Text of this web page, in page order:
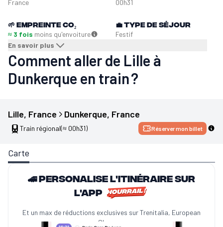
France
00h31
🌱 Empreinte CO₂
≈ 3 fois moins qu'envoiture
En savoir plus
💼Type de séjour
Festif
Comment aller de Lille à
Dunkerque en train ?
Lille, France Dunkerque, France
Train régional(≈ 00h31) Réserver mon billet
Carte
🚄 Personalise l'itinéraire sur
l'app
Et un max de réductions exclusives sur Trenitalia, European
Sleeper...